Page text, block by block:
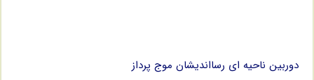
دوربین ناحیه ای رسااندیشان موج پرداز